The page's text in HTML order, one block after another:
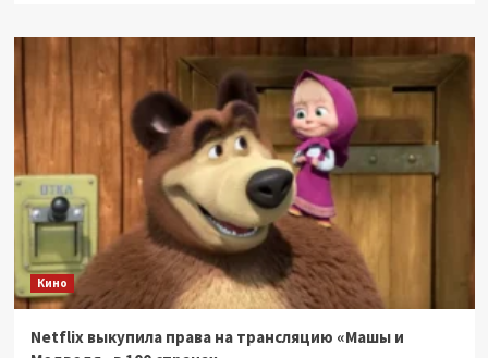
Кино
Netflix выкупила права на трансляцию «Машы и